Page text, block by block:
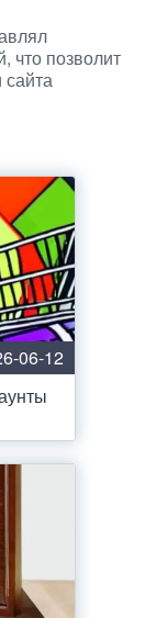
что позволит
сайта
06-12